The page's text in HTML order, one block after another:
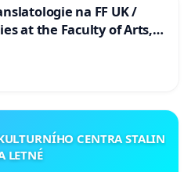
na FF UK /
at the Faculty of Arts,
CENTRA STALIN
LETNÉ